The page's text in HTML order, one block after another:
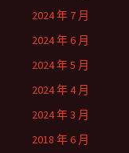
2024 年 7 月
2024 年 6 月
2024 年 5 月
2024 年 4 月
2024 年 3 月
2018 年 6 月